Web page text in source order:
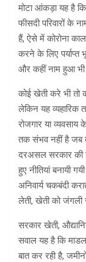
मोटा आंकड़ा यह है
फीसदी परिवारों के
हैं, ऐसे में कोरोना
करने के लिए पर्याप्त
और कहीं नाम हुआ भी
कोई खेती करे भी तो
लेकिन यह व्यहारिक
रोजगार या व्यवसाय
तक संभव नहीं है जब
दरअसल सरकार की
हुए नीतियां बनायी
अनिवार्य चकबंदी
लेती, खेती को जंगली
सरकार खेती,
सवाल यह है कि माडल
बात कर रही है,